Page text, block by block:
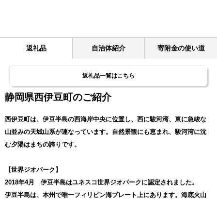
返礼品 自治体紹介 寄附金の使い道
返礼品一覧はこちら
静岡県西伊豆町のご紹介
西伊豆町は、伊豆半島の西海岸中央に位置し、西に駿河湾、東に急峻な
山並みの天城山系が連なっています。自然景観にも恵まれ、駿河湾に沈
む夕陽はまちの誇りです。
【世界ジオパーク】
2018年4月 伊豆半島はユネスコ世界ジオパークに認定されました。
伊豆半島は、本州で唯一フィリピン海プレート上にあります。海底火山